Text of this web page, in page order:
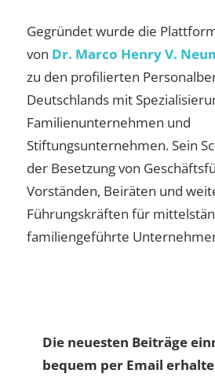
Gegründet wurde die
von Dr. Marco Henry V.
zu den profilierten
Deutschlands mit
Familienunternehmen und
Stiftungsunternehmen. Sein
der Besetzung von
Vorständen, Beiräten und
Führungskräften für
familiengeführte
Die neuesten Beiträge
bequem per Email